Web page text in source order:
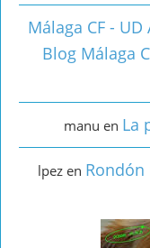
Málaga CF -
Blog Málaga
manu en La
lpez en Rondón